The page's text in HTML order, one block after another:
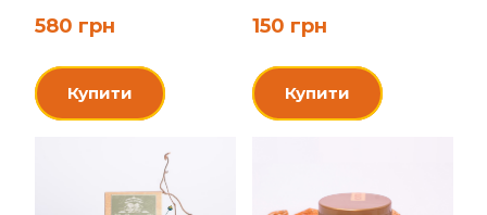
580 грн
Купити
150 грн
Купити